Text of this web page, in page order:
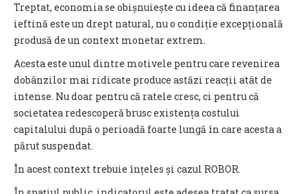
Treptat, economia se obișnuiește cu ideea că finanțarea
ieftină este un drept natural, nu o condiție excepțională
produsă de un context monetar extrem.
Acesta este unul dintre motivele pentru care revenirea
dobânzilor mai ridicate produce astăzi reacții atât de
intense. Nu doar pentru că ratele cresc, ci pentru că
societatea redescoperă brusc existența costului
capitalului după o perioadă foarte lungă în care acesta a
părut suspendat.
În acest context trebuie înțeles și cazul ROBOR.